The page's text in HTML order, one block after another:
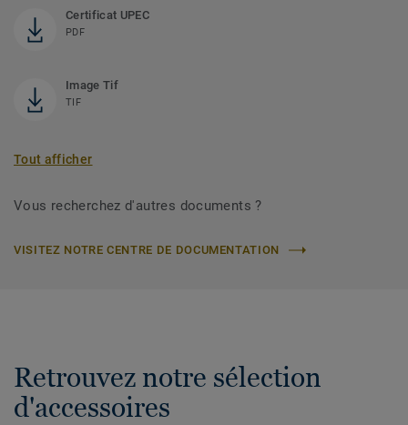
Certificat UPEC
PDF
Image Tif
TIF
Tout afficher
Vous recherchez d'autres documents ?
VISITEZ NOTRE CENTRE DE DOCUMENTATION
Retrouvez notre sélection
d'accessoires